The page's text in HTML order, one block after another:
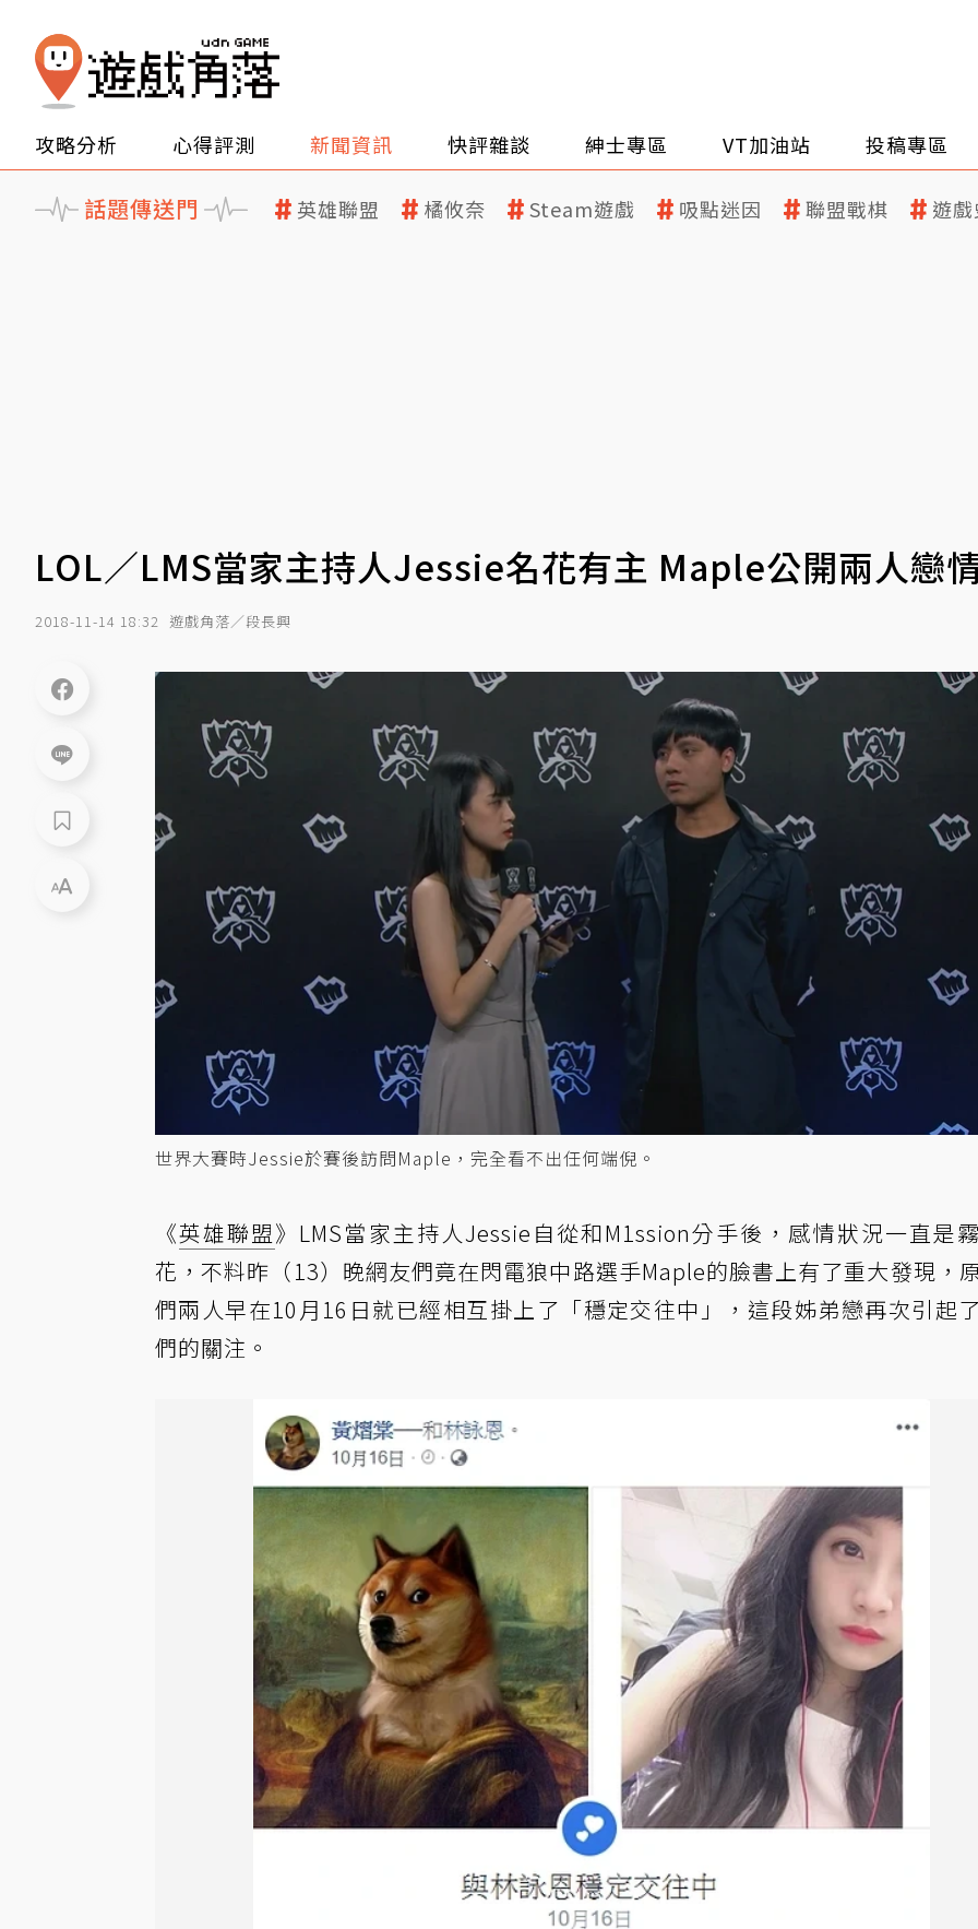
攻略分析 心得評測 新聞資訊 快評雜談 紳士專區 VT加油站 投稿專區
話題傳送門 英雄聯盟 橘攸奈 Steam遊戲 吸點迷因 聯盟戰棋 遊
LOL／LMS當家主持人Jessie名花有主 Maple公開兩人戀
2018-11-14 18:32 遊戲角落／段長興
世界大賽時Jessie於賽後訪問Maple，完全看不出任何端倪。
《英雄聯盟》LMS當家主持人Jessie自從和M1ssion分手後，感情狀況一直是
花，不料昨（13）晚網友們竟在閃電狼中路選手Maple的臉書上有了重大發現，
們兩人早在10月16日就已經相互掛上了「穩定交往中」，這段姊弟戀再次引起
們的關注。